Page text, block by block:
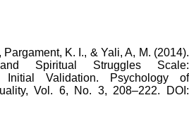
K. I., & Yali, A, M. (2014).
Spiritual Struggles Scale:
Initial Validation. Psychology of
Vol. 6, No. 3, 208–222. DOI: